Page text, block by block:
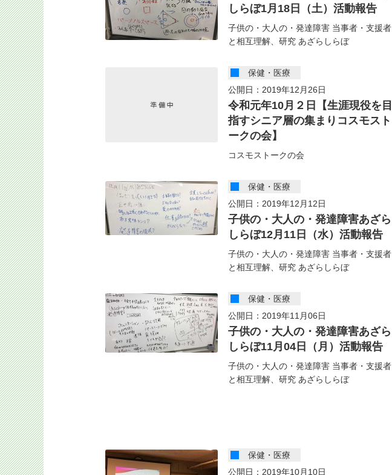
しらぼ1月18日（土）活動報告
子供の・大人の・発達障害 当事者・支援者
と相互理解、研究 あざらしらぼ
保健・医療
公開日：2019年12月26日
令和元年10月２日【生涯現役を目
指すシニア層の集まりコスモスト
ークの会】
コスモストークの会
保健・医療
公開日：2019年12月12日
子供の・大人の・発達障害あざら
しらぼ12月11日（水）活動報告
子供の・大人の・発達障害 当事者・支援者
と相互理解、研究 あざらしらぼ
保健・医療
公開日：2019年11月06日
子供の・大人の・発達障害あざら
しらぼ11月04日（月）活動報告
子供の・大人の・発達障害 当事者・支援者
と相互理解、研究 あざらしらぼ
保健・医療
公開日：2019年10月10日